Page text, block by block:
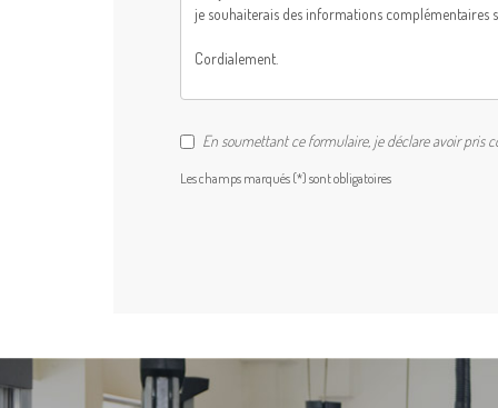
En soumettant ce formulaire, je déclare avoir pris
Les champs marqués (*) sont obligatoires